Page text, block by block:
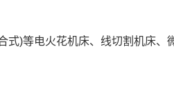
)等电火花机床、线切割机床、